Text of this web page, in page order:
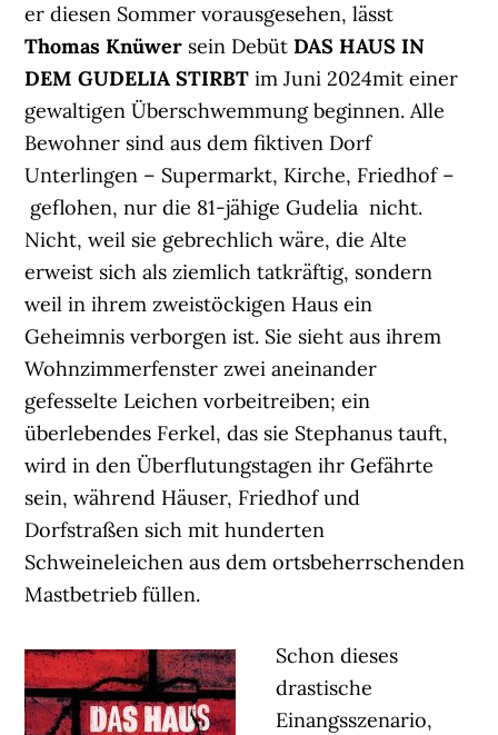
er diesen Sommer vorausgesehen, lässt
Thomas Knüwer sein DebütDAS HAUS IN
DEM GUDELIA STIRBTim Juni 2024mit einer
gewaltigen Überschwemmung beginnen. Alle
Bewohner sind aus dem fiktiven Dorf
Unterlingen – Supermarkt, Kirche, Friedhof –
geflohen, nur die 81-jähige Gudelia nicht.
Nicht, weil sie gebrechlich wäre, die Alte
erweist sich als ziemlich tatkräftig, sondern
weil in ihrem zweistöckigen Haus ein
Geheimnis verborgen ist. Sie sieht aus ihrem
Wohnzimmerfenster zwei aneinander
gefesselte Leichen vorbeitreiben; ein
überlebendes Ferkel, das sie Stephanus tauft,
wird in den Überflutungstagen ihr Gefährte
sein, während Häuser, Friedhof und
Dorfstraßen sich mit hunderten
Schweineleichen aus dem ortsbeherrschenden
Mastbetrieb füllen.
Schon dieses
drastische
Einangsszenario,